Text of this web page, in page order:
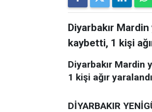
Diyarbakır
kaybetti, 1 kişi
Diyarbakır Mardin
1 kişi ağır yaralandı
DİYARBAKIR